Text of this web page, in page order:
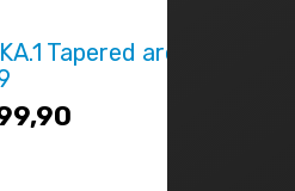
Tapered aro